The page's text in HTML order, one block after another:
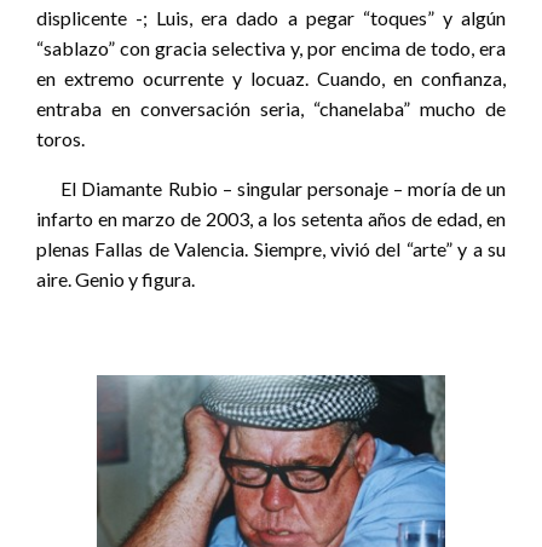
displicente -; Luis, era dado a pegar “toques” y algún
“sablazo” con gracia selectiva y, por encima de todo, era
en extremo ocurrente y locuaz. Cuando, en confianza,
entraba en conversación seria, “chanelaba” mucho de
toros.
El Diamante Rubio – singular personaje – moría de un
infarto en marzo de 2003, a los setenta años de edad, en
plenas Fallas de Valencia. Siempre, vivió del “arte” y a su
aire. Genio y figura.